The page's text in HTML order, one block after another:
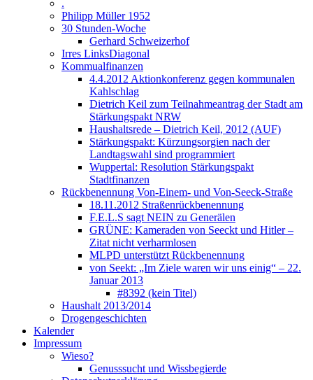
.
Philipp Müller 1952
30 Stunden-Woche
Gerhard Schweizerhof
Irres LinksDiagonal
Kommualfinanzen
4.4.2012 Aktionkonferenz gegen kommunalen
Kahlschlag
Dietrich Keil zum Teilnahmeantrag der Stadt am
Stärkungspakt NRW
Haushaltsrede – Dietrich Keil, 2012 (AUF)
Stärkungspakt: Kürzungsorgien nach der
Landtagswahl sind programmiert
Wuppertal: Resolution Stärkungspakt
Stadtfinanzen
Rückbenennung Von-Einem- und Von-Seeck-Straße
18.11.2012 Straßenrückbenennung
F.E.L.S sagt NEIN zu Generälen
GRÜNE: Kameraden von Seeckt und Hitler –
Zitat nicht verharmlosen
MLPD unterstützt Rückbenennung
von Seekt: „Im Ziele waren wir uns einig“ – 22.
Januar 2013
#8392 (kein Titel)
Haushalt 2013/2014
Drogengeschichten
Kalender
Impressum
Wieso?
Genusssucht und Wissbegierde